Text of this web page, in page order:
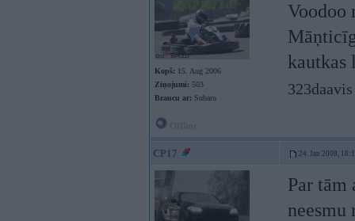
Kopš: 15. Aug 2006
Ziņojumi: 503
Braucu ar: Subaru
Voodoo
CP17 24. Jan 2008,
Par tām